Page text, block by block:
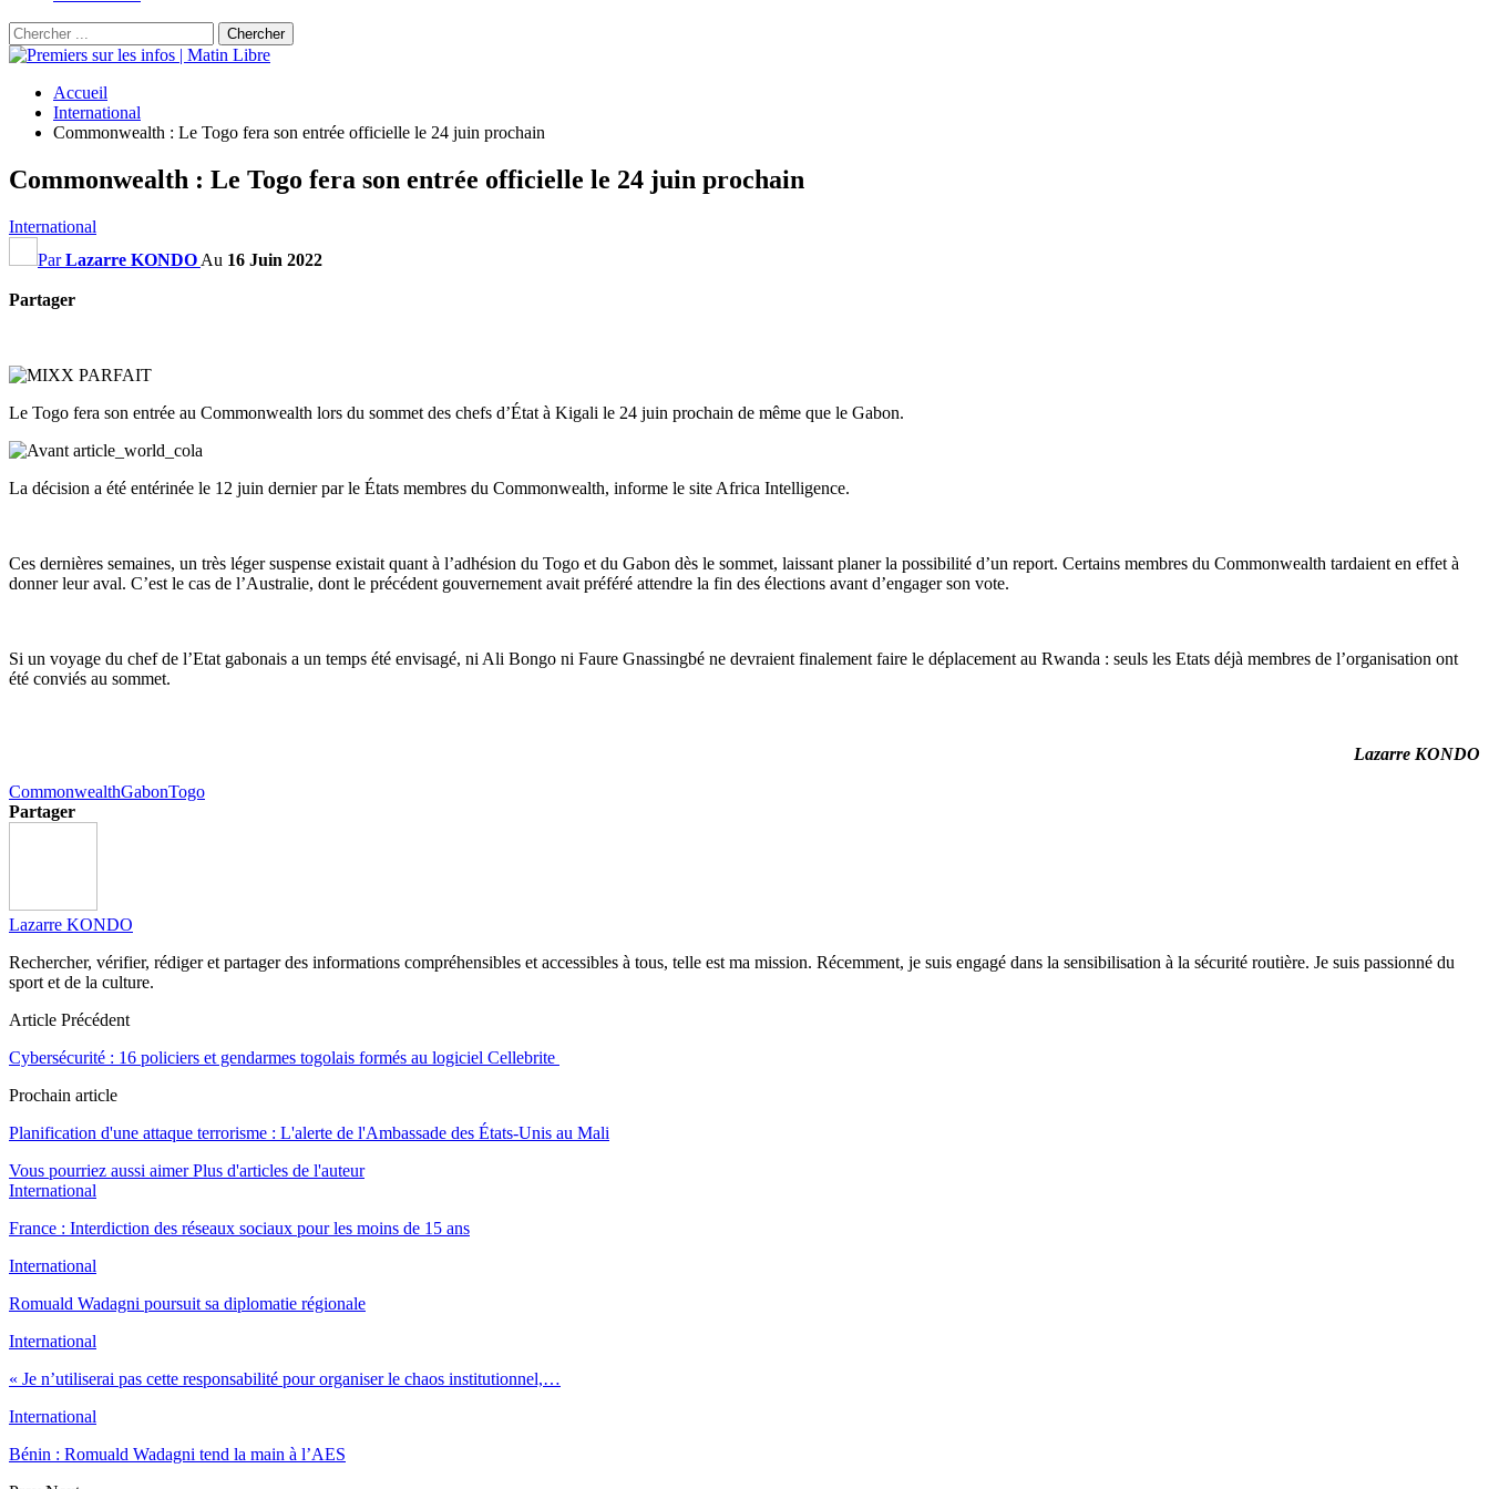
Accueil
International
Commonwealth : Le Togo fera son entrée officielle le 24 juin prochain
Commonwealth : Le Togo fera son entrée officielle le 24 juin prochain
International
ParLazarre KONDO Au 16 Juin 2022
Partager
Le Togo fera son entrée au Commonwealth lors du sommet des chefs d’État à Kigali le 24 juin prochain de même que le Gabon.
La décision a été entérinée le 12 juin dernier par le États membres du Commonwealth, informe le site Africa Intelligence.
Ces dernières semaines, un très léger suspense existait quant à l’adhésion du Togo et du Gabon dès le sommet, laissant planer la possibilité d’un report. Certains membres du Commonwealth tardaient en effet à
donner leur aval. C’est le cas de l’Australie, dont le précédent gouvernement avait préféré attendre la fin des élections avant d’engager son vote.
Si un voyage du chef de l’Etat gabonais a un temps été envisagé, ni Ali Bongo ni Faure Gnassingbé ne devraient finalement faire le déplacement au Rwanda : seuls les Etats déjà membres de l’organisation ont
été conviés au sommet.
Lazarre KONDO
CommonwealthGabonTogo
Partager
Lazarre KONDO
Rechercher, vérifier, rédiger et partager des informations compréhensibles et accessibles à tous, telle est ma mission. Récemment, je suis engagé dans la sensibilisation à la sécurité routière. Je suis passionné du
sport et de la culture.
Article Précédent
Cybersécurité : 16 policiers et gendarmes togolais formés au logiciel Cellebrite
Prochain article
Planification d'une attaque terrorisme : L'alerte de l'Ambassade des États-Unis au Mali
Vous pourriez aussi aimer Plus d'articles de l'auteur
International
France : Interdiction des réseaux sociaux pour les moins de 15 ans
International
Romuald Wadagni poursuit sa diplomatie régionale
International
« Je n’utiliserai pas cette responsabilité pour organiser le chaos institutionnel,…
International
Bénin : Romuald Wadagni tend la main à l’AES